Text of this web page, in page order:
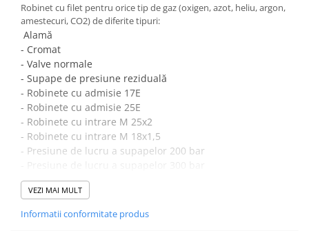
Manere pentru electrocautere
Cabluri pentru pensele bipolare
Cabluri conectare electrozi neutri
Electrozi neutri
Electrocautere
Radiocautere
Aspiratoare de fum
Criocautere
Consumabile medicale si Accesorii
cutii medicamente
Electrozi
Hartie
Robinet cu filet pentru orice tip de gaz (oxigen, azot, heliu, argon,
amestecuri, CO2) de diferite tipuri:
Alamă
- Cromat
- Valve normale
- Supape de presiune reziduală
- Robinete cu admisie 17E
- Robinete cu admisie 25E
- Robinete cu intrare M 25x2
- Robinete cu intrare M 18x1,5
- Presiune de lucru a supapelor 200 bar
Nota:Imaginea produsului are caracter informativ, orientativ.
VEZI MAI MULT
Informatii conformitate produs